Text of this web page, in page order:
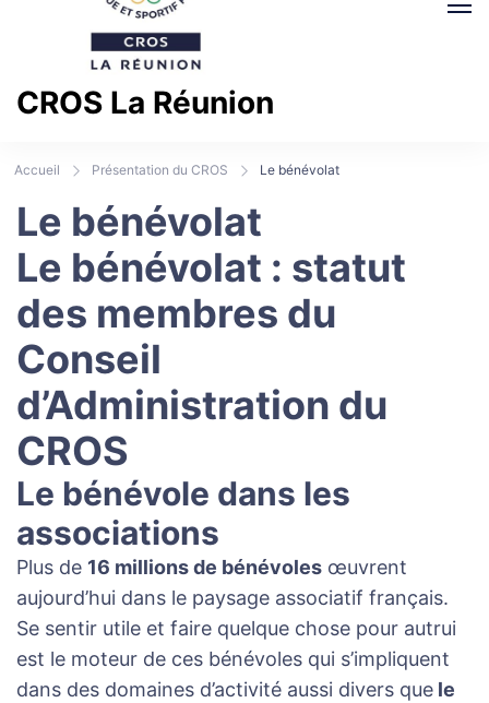
CROS La Réunion
Accueil Présentation du CROS Le bénévolat
Le bénévolat
Le bénévolat : statut
des membres du
Conseil
d’Administration du
CROS
Le bénévole dans les
associations
Plus de 16 millions de bénévoles œuvrent
aujourd’hui dans le paysage associatif français.
Se sentir utile et faire quelque chose pour autrui
est le moteur de ces bénévoles qui s’impliquent
dans des domaines d’activité aussi divers que le